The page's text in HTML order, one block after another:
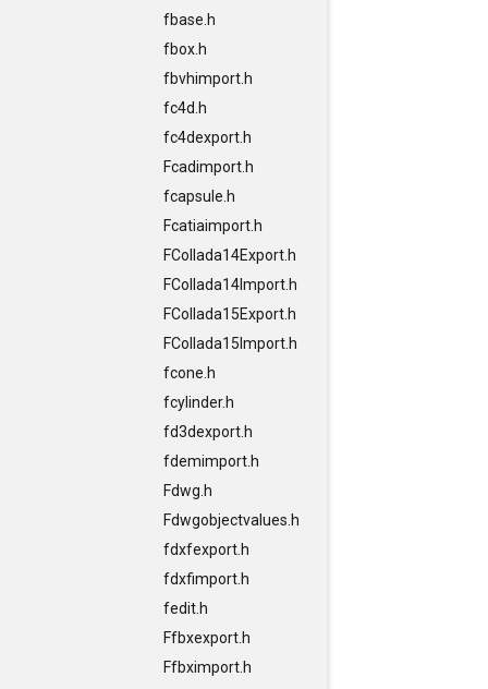
fbase.h
fbox.h
fbvhimport.h
fc4d.h
fc4dexport.h
Fcadimport.h
fcapsule.h
Fcatiaimport.h
FCollada14Export.h
FCollada14Import.h
FCollada15Export.h
FCollada15Import.h
fcone.h
fcylinder.h
fd3dexport.h
fdemimport.h
Fdwg.h
Fdwgobjectvalues.h
fdxfexport.h
fdxfimport.h
fedit.h
Ffbxexport.h
Ffbximport.h